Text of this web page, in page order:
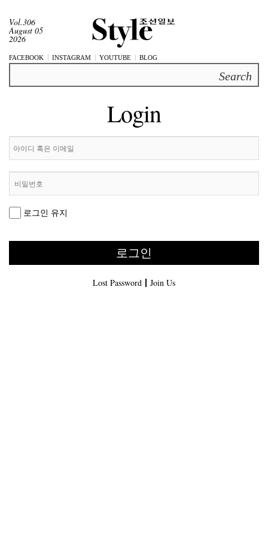
Vol.306
August 05
2026
FACEBOOK INSTAGRAM YOUTUBE BLOG
Login
로그인 유지
Lost Password Join Us